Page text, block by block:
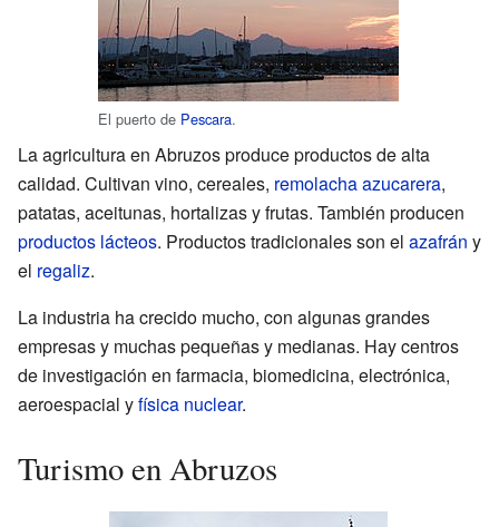
El puerto de Pescara.
La agricultura en Abruzos produce productos de alta
calidad. Cultivan vino, cereales, remolacha azucarera,
patatas, aceitunas, hortalizas y frutas. También producen
productos lácteos. Productos tradicionales son el azafrán y
el regaliz.
La industria ha crecido mucho, con algunas grandes
empresas y muchas pequeñas y medianas. Hay centros
de investigación en farmacia, biomedicina, electrónica,
aeroespacial yfísica nuclear.
Turismo en Abruzos